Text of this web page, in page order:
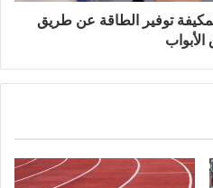
توفير الطاقة عن طريق
الأبواب